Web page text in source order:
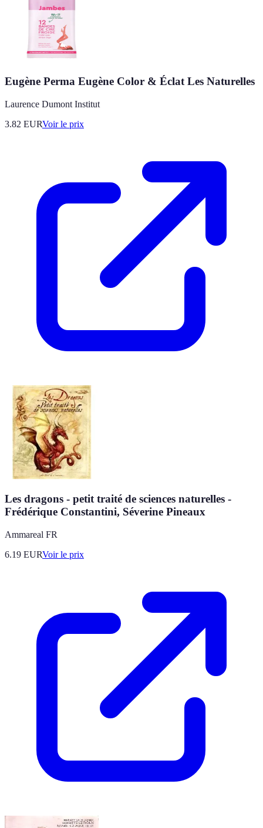
Eugène Perma Eugène Color & Éclat Les Naturelles
Laurence Dumont Institut
3.82 EURVoir le prix
Les dragons - petit traité de sciences naturelles -
Frédérique Constantini, Séverine Pineaux
Ammareal FR
6.19 EURVoir le prix